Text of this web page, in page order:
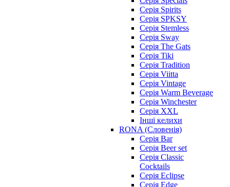
Серія Spirits
Серія SPKSY
Серія Stemless
Серія Sway
Серія The Gats
Серія Tiki
Серія Tradition
Серія Viitta
Серія Vintage
Серія Warm Beverage
Серія Winchester
Серія XXL
Інші келихи
RONA (Словенія)
Серія Bar
Серія Beer set
Серія Classic
Cocktails
Серія Eclipse
Серія Edge